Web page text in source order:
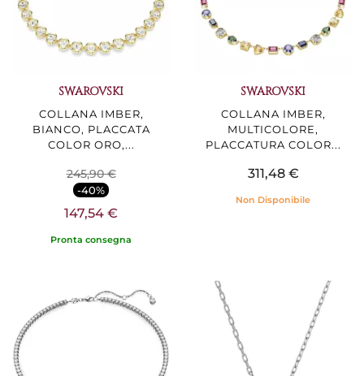
SWAROVSKI
COLLANA IMBER,
BIANCO, PLACCATA
COLOR ORO,...
245,90 €
-40%
147,54 €
Pronta consegna
SWAROVSKI
COLLANA IMBER,
MULTICOLORE,
PLACCATURA COLOR...
311,48 €
Non Disponibile